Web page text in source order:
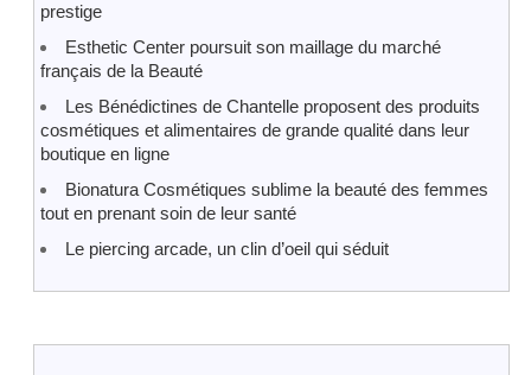
prestige
Esthetic Center poursuit son maillage du marché
français de la Beauté
Les Bénédictines de Chantelle proposent des produits
cosmétiques et alimentaires de grande qualité dans leur
boutique en ligne
Bionatura Cosmétiques sublime la beauté des femmes
tout en prenant soin de leur santé
Le piercing arcade, un clin d’oeil qui séduit